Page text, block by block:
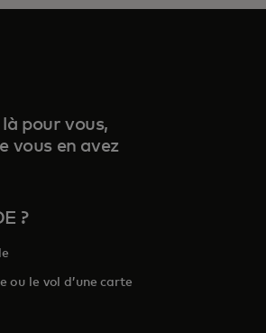
pour vous,
vous en avez
?
ou le vol d’une carte